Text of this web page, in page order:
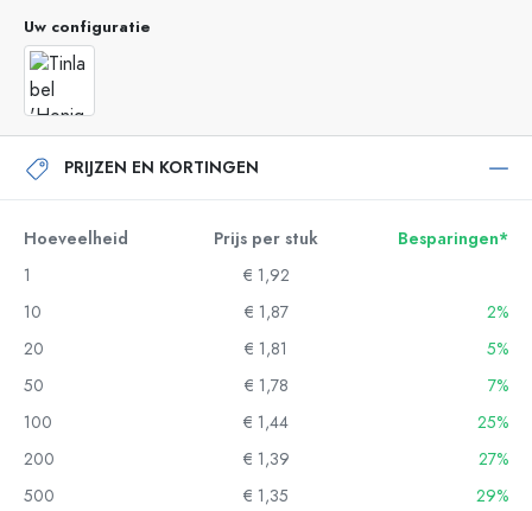
Uw configuratie
PRIJZEN EN KORTINGEN
Hoeveelheid Prijs per stuk
Besparingen*
1
€ 1,92
10
€ 1,87
2%
20
€ 1,81
5%
50
€ 1,78
7%
100
€ 1,44
25%
200
€ 1,39
27%
500
€ 1,35 29%